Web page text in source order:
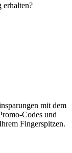
erhalten?
mit dem
Codes und
Fingerspitzen.